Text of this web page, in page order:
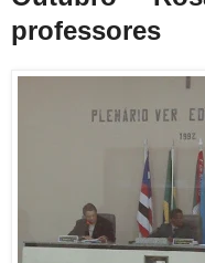
professores